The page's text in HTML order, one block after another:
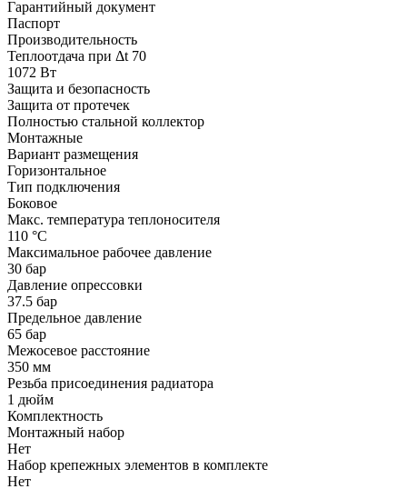
Гарантийный документ
Паспорт
Производительность
Теплоотдача при Δt 70
1072 Вт
Защита и безопасность
Защита от протечек
Полностью стальной коллектор
Монтажные
Вариант размещения
Горизонтальное
Тип подключения
Боковое
Макс. температура теплоносителя
110 °С
Максимальное рабочее давление
30 бар
Давление опрессовки
37.5 бар
Предельное давление
65 бар
Межосевое расстояние
350 мм
Резьба присоединения радиатора
1 дюйм
Комплектность
Монтажный набор
Нет
Набор крепежных элементов в комплекте
Нет